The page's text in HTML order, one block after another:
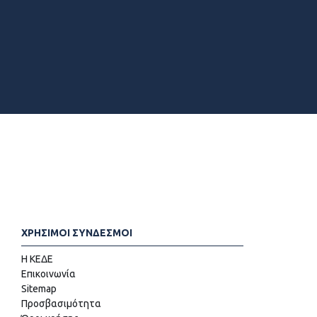
ΧΡΗΣΙΜΟΙ ΣΥΝΔΕΣΜΟΙ
Η ΚΕΔΕ
Επικοινωνία
Sitemap
Προσβασιμότητα